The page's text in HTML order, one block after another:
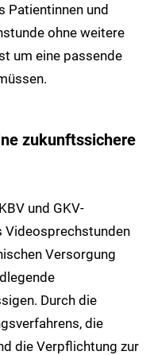
Patientinnen und
ohne weitere
um eine passende
zukunftssichere
und GKV-
Videosprechstunden
Versorgung
Durch die
die
die Verpflichtung zur